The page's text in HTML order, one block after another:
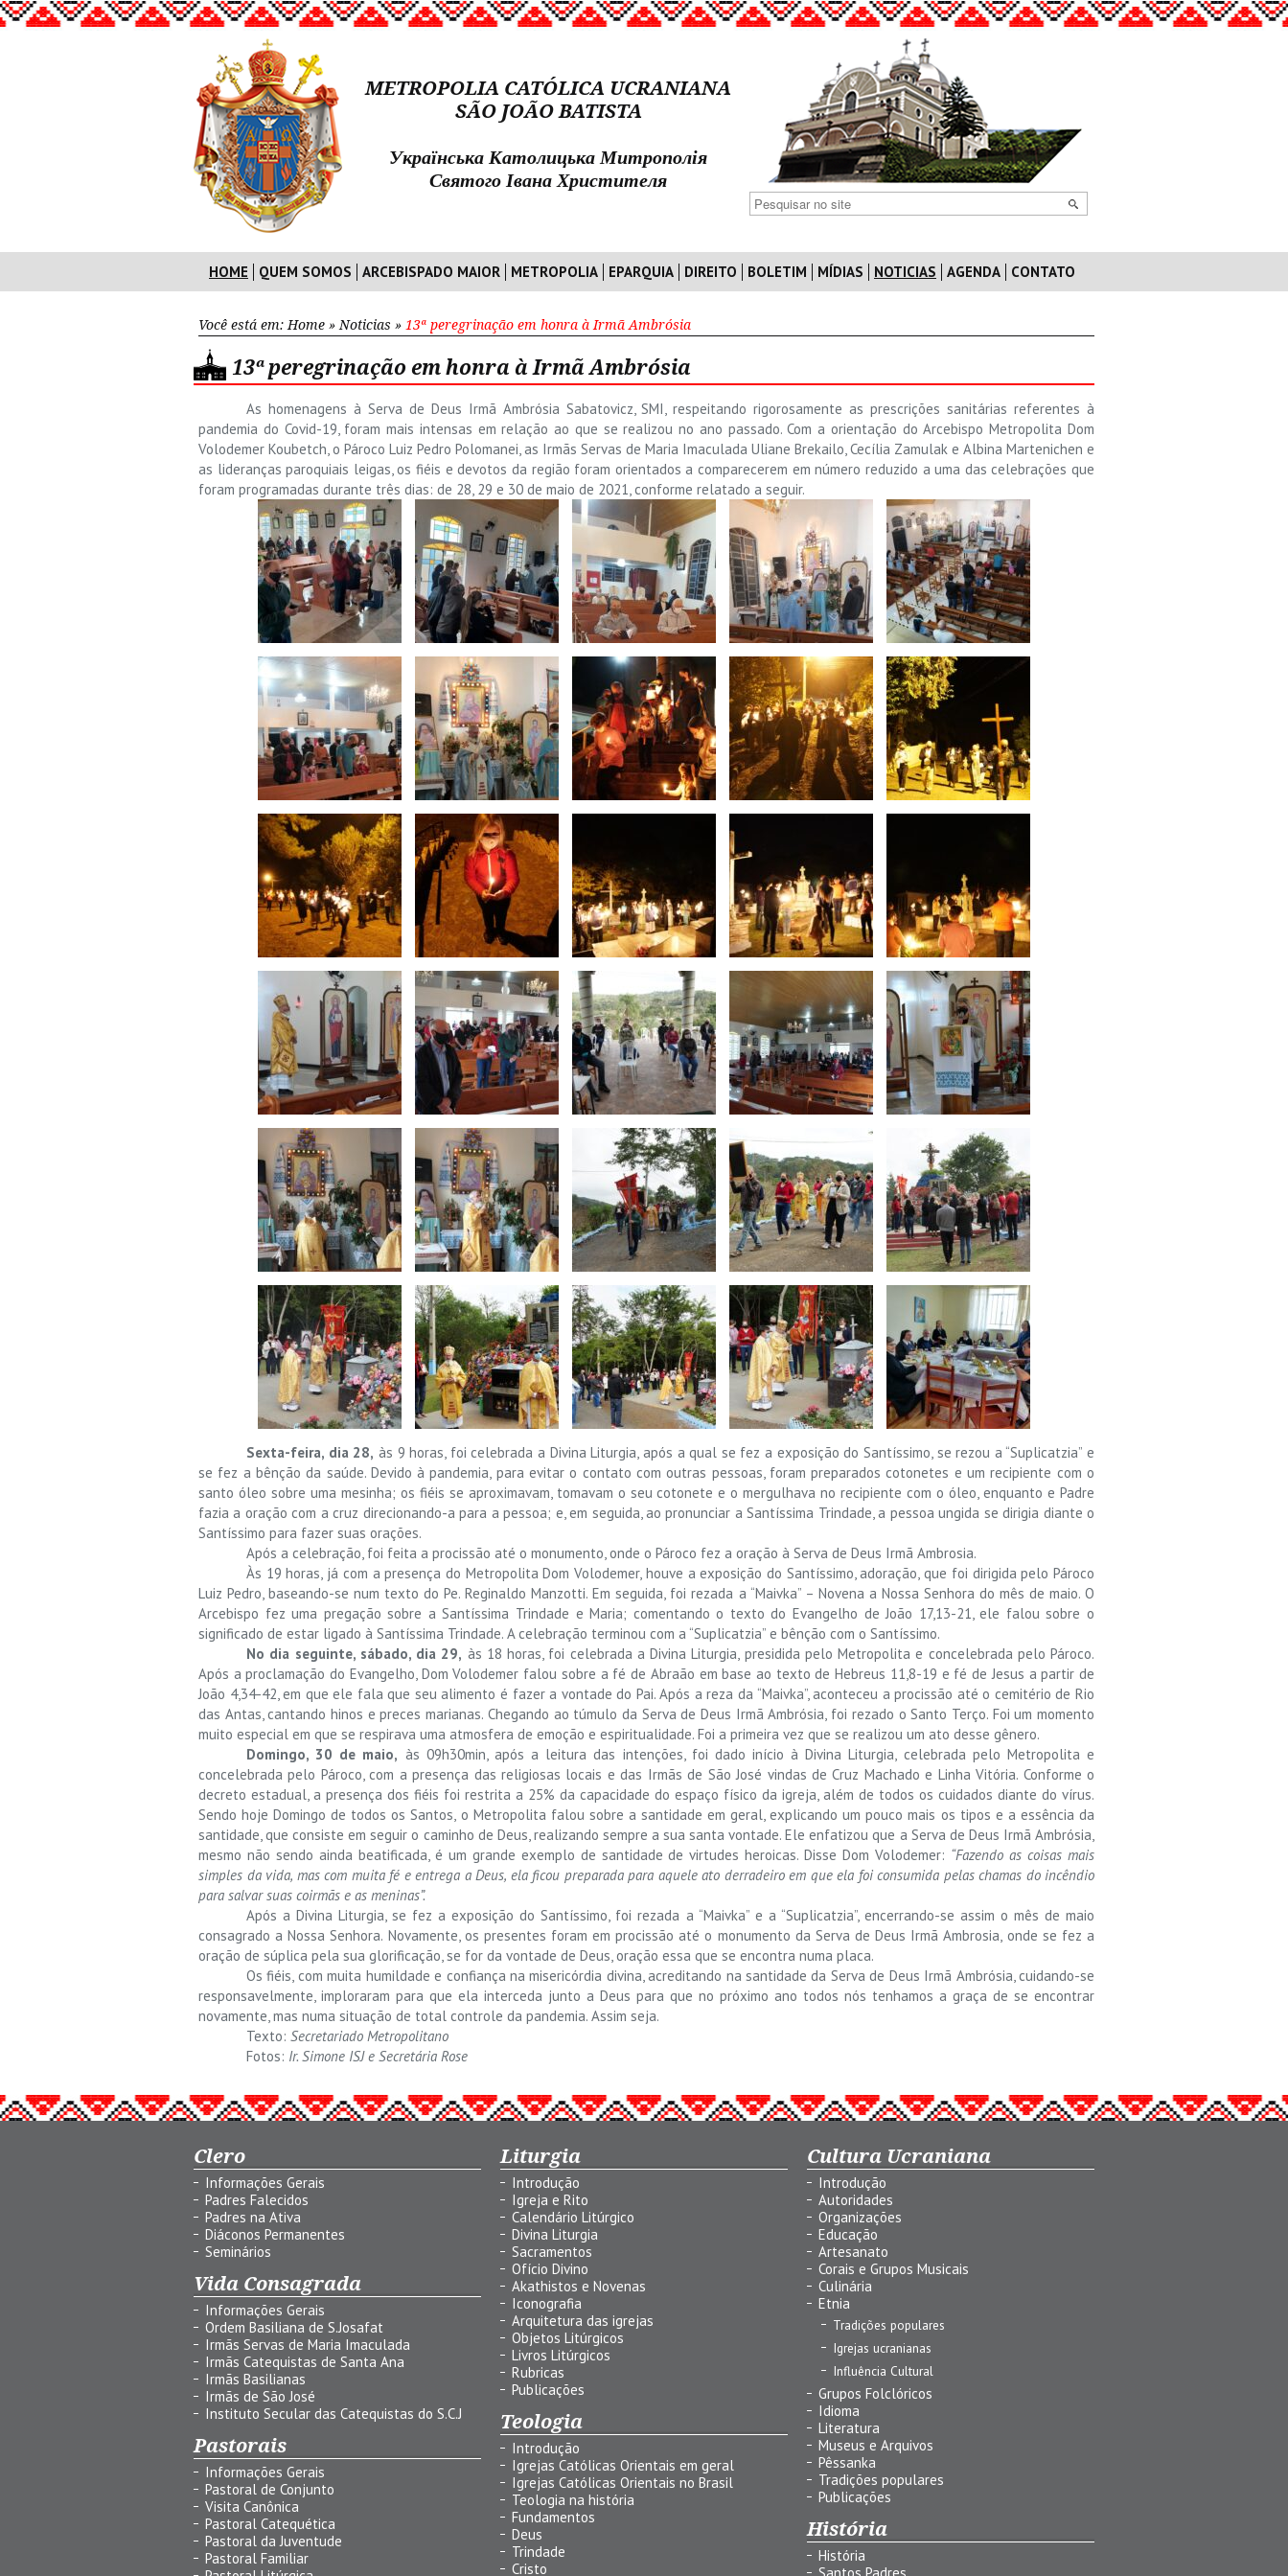
METROPOLIA CATÓLICA UCRANIANA
SÃO JOÃO BATISTA
Українська Католицька Митрополія
Святого Івана Христителя
HOME QUEM SOMOS ARCEBISPADO MAIOR METROPOLIA EPARQUIA DIREITO BOLETIM MÍDIAS NOTICIAS AGENDA CONTATO
Você está em: Home » Noticias » 13ª peregrinação em honra à Irmã Ambrósia
13ª peregrinação em honra à Irmã Ambrósia
As homenagens à Serva de Deus Irmã Ambrósia Sabatovicz, SMI, respeitando rigorosamente as prescrições sanitárias referentes à
pandemia do Covid-19, foram mais intensas em relação ao que se realizou no ano passado. Com a orientação do Arcebispo Metropolita Dom
Volodemer Koubetch, o Pároco Luiz Pedro Polomanei, as Irmãs Servas de Maria Imaculada Uliane Brekailo, Cecília Zamulak e Albina Martenichen e
as lideranças paroquiais leigas, os fiéis e devotos da região foram orientados a comparecerem em número reduzido a uma das celebrações que
foram programadas durante três dias: de 28, 29 e 30 de maio de 2021, conforme relatado a seguir.
Sexta-feira, dia 28, às 9 horas, foi celebrada a Divina Liturgia, após a qual se fez a exposição do Santíssimo, se rezou a “Suplicatzia” e
se fez a bênção da saúde. Devido à pandemia, para evitar o contato com outras pessoas, foram preparados cotonetes e um recipiente com o
santo óleo sobre uma mesinha; os fiéis se aproximavam, tomavam o seu cotonete e o mergulhava no recipiente com o óleo, enquanto e Padre
fazia a oração com a cruz direcionando-a para a pessoa; e, em seguida, ao pronunciar a Santíssima Trindade, a pessoa ungida se dirigia diante o
Santíssimo para fazer suas orações.
Após a celebração, foi feita a procissão até o monumento, onde o Pároco fez a oração à Serva de Deus Irmã Ambrosia.
Às 19 horas, já com a presença do Metropolita Dom Volodemer, houve a exposição do Santíssimo, adoração, que foi dirigida pelo Pároco
Luiz Pedro, baseando-se num texto do Pe. Reginaldo Manzotti. Em seguida, foi rezada a “Maivka” – Novena a Nossa Senhora do mês de maio. O
Arcebispo fez uma pregação sobre a Santíssima Trindade e Maria; comentando o texto do Evangelho de João 17,13-21, ele falou sobre o
significado de estar ligado à Santíssima Trindade. A celebração terminou com a “Suplicatzia” e bênção com o Santíssimo.
No dia seguinte, sábado, dia 29, às 18 horas, foi celebrada a Divina Liturgia, presidida pelo Metropolita e concelebrada pelo Pároco.
Após a proclamação do Evangelho, Dom Volodemer falou sobre a fé de Abraão em base ao texto de Hebreus 11,8-19 e fé de Jesus a partir de
João 4,34-42, em que ele fala que seu alimento é fazer a vontade do Pai. Após a reza da “Maivka”, aconteceu a procissão até o cemitério de Rio
das Antas, cantando hinos e preces marianas. Chegando ao túmulo da Serva de Deus Irmã Ambrósia, foi rezado o Santo Terço. Foi um momento
muito especial em que se respirava uma atmosfera de emoção e espiritualidade. Foi a primeira vez que se realizou um ato desse gênero.
Domingo, 30 de maio, às 09h30min, após a leitura das intenções, foi dado início à Divina Liturgia, celebrada pelo Metropolita e
concelebrada pelo Pároco, com a presença das religiosas locais e das Irmãs de São José vindas de Cruz Machado e Linha Vitória. Conforme o
decreto estadual, a presença dos fiéis foi restrita a 25% da capacidade do espaço físico da igreja, além de todos os cuidados diante do vírus.
Sendo hoje Domingo de todos os Santos, o Metropolita falou sobre a santidade em geral, explicando um pouco mais os tipos e a essência da
santidade, que consiste em seguir o caminho de Deus, realizando sempre a sua santa vontade. Ele enfatizou que a Serva de Deus Irmã Ambrósia,
mesmo não sendo ainda beatificada, é um grande exemplo de santidade de virtudes heroicas. Disse Dom Volodemer: “Fazendo as coisas mais
simples da vida, mas com muita fé e entrega a Deus, ela ficou preparada para aquele ato derradeiro em que ela foi consumida pelas chamas do incêndio
para salvar suas coirmãs e as meninas”.
Após a Divina Liturgia, se fez a exposição do Santíssimo, foi rezada a “Maivka” e a “Suplicatzia”, encerrando-se assim o mês de maio
consagrado a Nossa Senhora. Novamente, os presentes foram em procissão até o monumento da Serva de Deus Irmã Ambrosia, onde se fez a
oração de súplica pela sua glorificação, se for da vontade de Deus, oração essa que se encontra numa placa.
Os fiéis, com muita humildade e confiança na misericórdia divina, acreditando na santidade da Serva de Deus Irmã Ambrósia, cuidando-se
responsavelmente, imploraram para que ela interceda junto a Deus para que no próximo ano todos nós tenhamos a graça de se encontrar
novamente, mas numa situação de total controle da pandemia. Assim seja.
Texto: Secretariado Metropolitano
Fotos: Ir. Simone ISJ e Secretária Rose
Clero
Informações Gerais
Padres Falecidos
Padres na Ativa
Diáconos Permanentes
Seminários
Vida Consagrada
Informações Gerais
Ordem Basiliana de S.Josafat
Irmãs Servas de Maria Imaculada
Irmãs Catequistas de Santa Ana
Irmãs Basilianas
Irmãs de São José
Instituto Secular das Catequistas do S.C.J
Pastorais
Informações Gerais
Pastoral de Conjunto
Visita Canônica
Pastoral Catequética
Pastoral da Juventude
Pastoral Familiar
Liturgia
Introdução
Igreja e Rito
Calendário Litúrgico
Divina Liturgia
Sacramentos
Ofício Divino
Akathistos e Novenas
Iconografia
Arquitetura das igrejas
Objetos Litúrgicos
Livros Litúrgicos
Rubricas
Publicações
Teologia
Introdução
Igrejas Católicas Orientais em geral
Igrejas Católicas Orientais no Brasil
Teologia na história
Fundamentos
Deus
Trindade
Cristo
Cultura Ucraniana
Introdução
Autoridades
Organizações
Educação
Artesanato
Corais e Grupos Musicais
Culinária
Etnia
Tradições populares
Igrejas ucranianas
Influência Cultural
Grupos Folclóricos
Idioma
Literatura
Museus e Arquivos
Pêssanka
Tradições populares
Publicações
História
História